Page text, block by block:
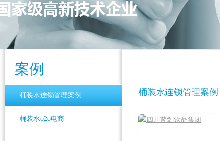
案例
桶装水连锁管理案例
桶装水o2o电商
桶装水连锁管理案例